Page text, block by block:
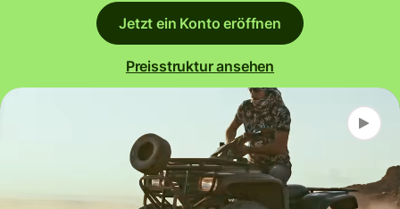
Jetzt ein Konto eröffnen
Preisstruktur ansehen